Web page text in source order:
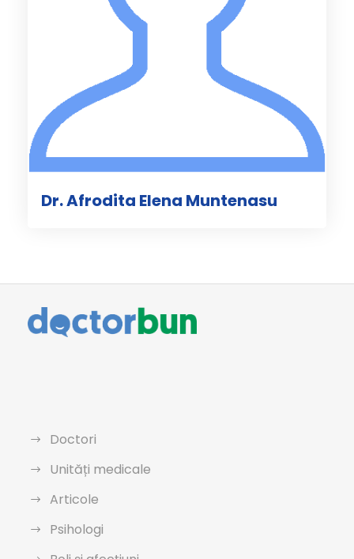
Dr. Afrodita Elena Muntenasu
Doctori
Unități medicale
Articole
Psihologi